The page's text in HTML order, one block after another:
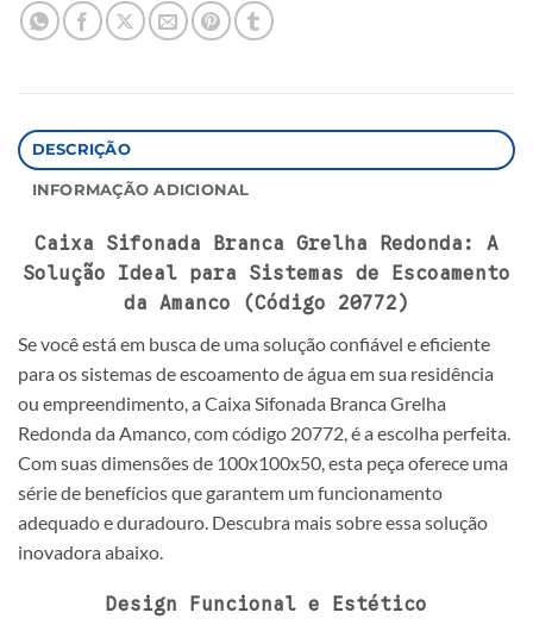
DESCRIÇÃO
INFORMAÇÃO ADICIONAL
Caixa Sifonada Branca Grelha Redonda: A
Solução Ideal para Sistemas de Escoamento
da Amanco (Código 20772)
Se você está em busca de uma solução confiável e eficiente
para os sistemas de escoamento de água em sua residência
ou empreendimento, a Caixa Sifonada Branca Grelha
Redonda da Amanco, com código 20772, é a escolha perfeita.
Com suas dimensões de 100x100x50, esta peça oferece uma
série de benefícios que garantem um funcionamento
adequado e duradouro. Descubra mais sobre essa solução
inovadora abaixo.
Design Funcional e Estético